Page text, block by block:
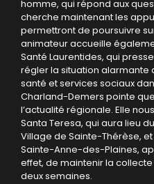
homme, qui répond aux
cherche maintenant les
permettront de poursuivre
animateur accueille
Santé Laurentides, qui
régler la situation alarmante
santé et services sociaux
Charland-Demers pointe
l’actualité régionale. Elle
Santa Teresa, qui aura lieu
Village de Sainte-Thérèse,
Sainte-Anne-des-Plaines,
effet, de maintenir la
deux semaines.